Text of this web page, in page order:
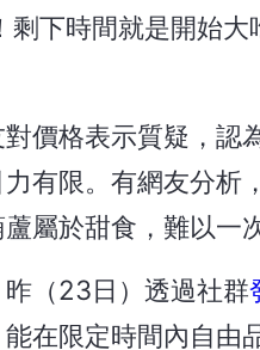
下時間就是開始
價格表示質疑，
有限。有網友分
屬於甜食，難以一
（23日）透過社群
在限定時間內自